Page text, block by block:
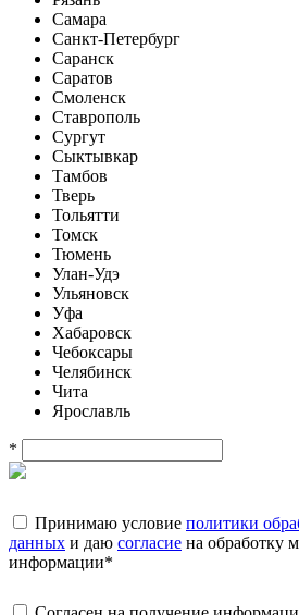
Самара
Санкт-Петербург
Саранск
Саратов
Смоленск
Ставрополь
Сургут
Сыктывкар
Тамбов
Тверь
Тольятти
Томск
Тюмень
Улан-Удэ
Ульяновск
Уфа
Хабаровск
Чебоксары
Челябинск
Чита
Ярославль
*
Принимаю условие политики
данных и даю согласие на обработку
информации*